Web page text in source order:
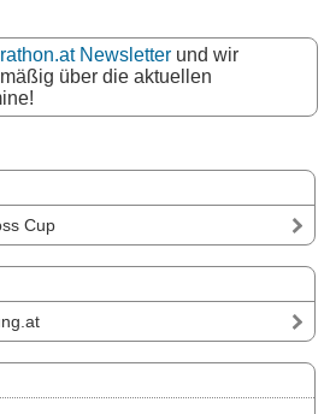
Cup
Newsletter und wir
über die aktuellen